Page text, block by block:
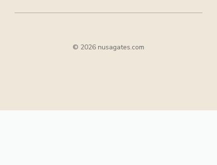
© 2026 nusagates.com